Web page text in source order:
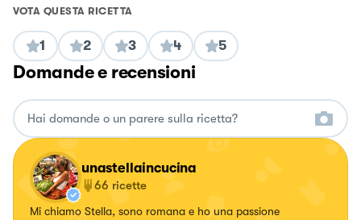
VOTA QUESTA RICETTA
1 2 3 4 5
Domande e recensioni
unastellaincucina
66 ricette
Mi chiamo Stella, sono romana e ho una passione